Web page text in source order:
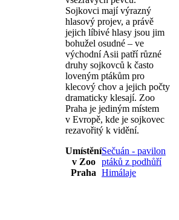
Sojkovci mají výrazný
hlasový projev, a právě
jejich líbivé hlasy jsou jim
bohužel osudné – ve
východní Asii patří různé
druhy sojkovců k často
loveným ptákům pro
klecový chov a jejich počty
dramaticky klesají. Zoo
Praha je jediným místem
v Evropě, kde je sojkovec
rezavořitý k vidění.
Umístění
v Zoo
Praha
Sečuán - pavilon
ptáků z podhůří
Himálaje